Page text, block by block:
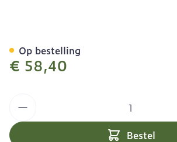
€ 58,40
Bestel
Op bestelling